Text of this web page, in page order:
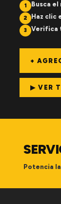
1 Busca
2 Haz clic
3 Verifica
+
▶ VER
Potencia